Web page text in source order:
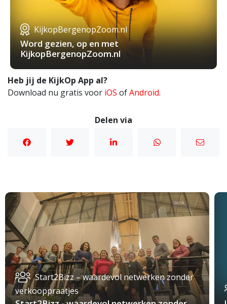
KijkopBergenopZoom.nl
Word gezien, op en met
KijkopBergenopZoom.nl
Heb jij de KijkOp App al?
Download nu gratis voor iOS ofAndroid.
Delen via
Start2Bizz – waardevol netwerken zonder
verkooppraatjes